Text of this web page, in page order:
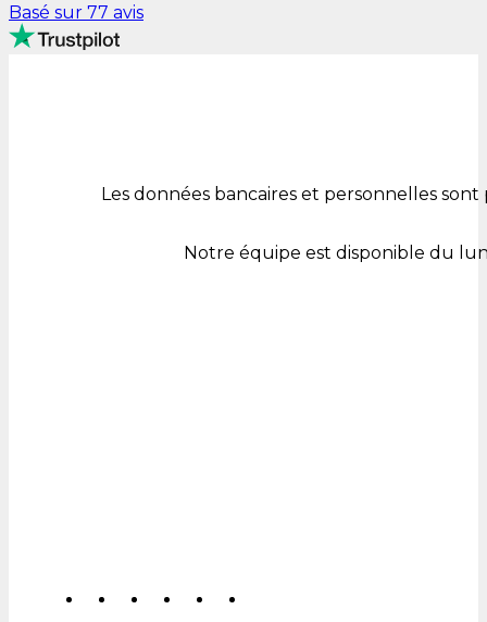
Basé sur 77 avis
Les données bancaires et personnelles sont
Notre équipe est disponible du